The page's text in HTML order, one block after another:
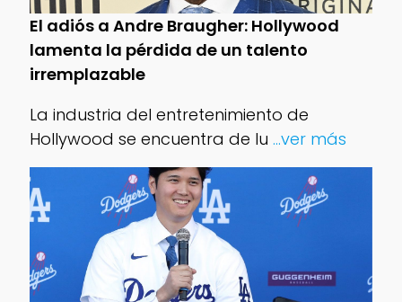
El adiós a Andre Braugher: Hollywood
lamenta la pérdida de un talento
irremplazable
La industria del entretenimiento de
Hollywood se encuentra de lu ...ver más